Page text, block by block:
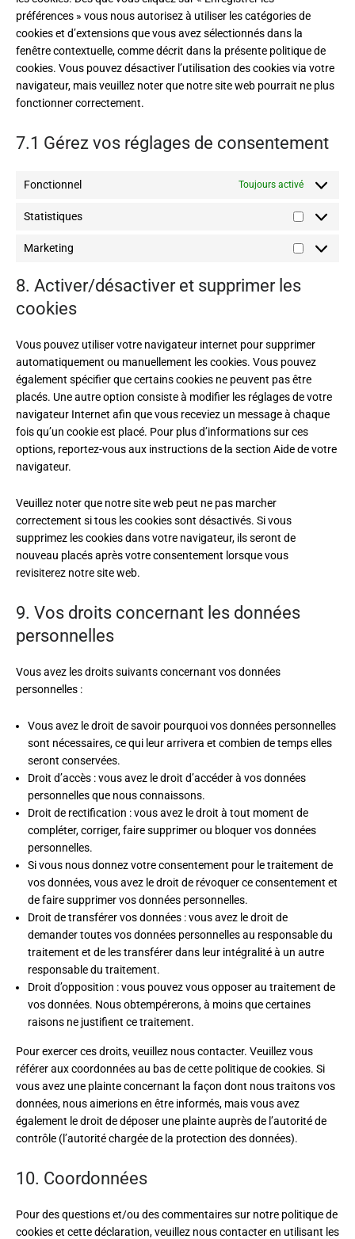
préférences » vous nous autorisez à utiliser les catégories de
cookies et d’extensions que vous avez sélectionnés dans la
fenêtre contextuelle, comme décrit dans la présente politique de
cookies. Vous pouvez désactiver l’utilisation des cookies via votre
navigateur, mais veuillez noter que notre site web pourrait ne plus
fonctionner correctement.
7.1 Gérez vos réglages de consentement
Fonctionnel Toujours activé
Statistiques
Marketing
8. Activer/désactiver et supprimer les
cookies
Vous pouvez utiliser votre navigateur internet pour supprimer
automatiquement ou manuellement les cookies. Vous pouvez
également spécifier que certains cookies ne peuvent pas être
placés. Une autre option consiste à modifier les réglages de votre
navigateur Internet afin que vous receviez un message à chaque
fois qu’un cookie est placé. Pour plus d’informations sur ces
options, reportez-vous aux instructions de la section Aide de votre
navigateur.
Veuillez noter que notre site web peut ne pas marcher
correctement si tous les cookies sont désactivés. Si vous
supprimez les cookies dans votre navigateur, ils seront de
nouveau placés après votre consentement lorsque vous
revisiterez notre site web.
9. Vos droits concernant les données
personnelles
Vous avez les droits suivants concernant vos données
personnelles :
Vous avez le droit de savoir pourquoi vos données personnelles
sont nécessaires, ce qui leur arrivera et combien de temps elles
seront conservées.
Droit d’accès : vous avez le droit d’accéder à vos données
personnelles que nous connaissons.
Droit de rectification : vous avez le droit à tout moment de
compléter, corriger, faire supprimer ou bloquer vos données
personnelles.
Si vous nous donnez votre consentement pour le traitement de
vos données, vous avez le droit de révoquer ce consentement et
de faire supprimer vos données personnelles.
Droit de transférer vos données : vous avez le droit de
demander toutes vos données personnelles au responsable du
traitement et de les transférer dans leur intégralité à un autre
responsable du traitement.
Droit d’opposition : vous pouvez vous opposer au traitement de
vos données. Nous obtempérerons, à moins que certaines
raisons ne justifient ce traitement.
Pour exercer ces droits, veuillez nous contacter. Veuillez vous
référer aux coordonnées au bas de cette politique de cookies. Si
vous avez une plainte concernant la façon dont nous traitons vos
données, nous aimerions en être informés, mais vous avez
également le droit de déposer une plainte auprès de l’autorité de
contrôle (l’autorité chargée de la protection des données).
10. Coordonnées
Pour des questions et/ou des commentaires sur notre politique de
cookies et cette déclaration, veuillez nous contacter en utilisant les